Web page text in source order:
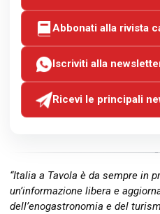
Abbonati alla rivista
Iscriviti alla
Ricevi le principali
“Italia a Tavola è da sempre in
un’informazione libera e
dell’enogastronomia e del